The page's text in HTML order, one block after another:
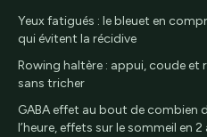
Yeux fatigués : le bleuet en
qui évitent la récidive
Rowing haltère : appui, coude
sans tricher
GABA effet au bout de combien
l’heure, effets sur le sommeil en